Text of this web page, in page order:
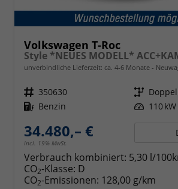
Volkswagen T-Roc
unverbindliche Lieferzeit: ca. 4-6 Monate
Fahrzeugnr. 350630 Getriebe
Kraftstoff Benzin Leistung 110 kW
34.480,– €
incl. 19% MwSt.
Verbrauch kombiniert: 5,30 l/
CO2-Klasse: D
CO2-Emissionen: 128,00 g/km